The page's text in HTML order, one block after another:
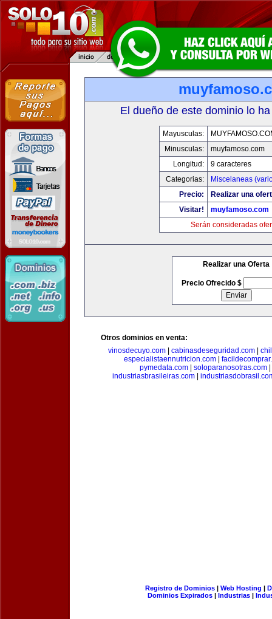
El dueño de este dominio lo
Mayusculas:
Minusculas:
muyfamoso.com
Longitud:
9 caracteres
Categorias:
Miscelaneas
Precio:
Realizar una
Visitar!
muyfamoso.com
Serán consideradas
Realizar una Oferta
Precio Ofrecido $
Otros dominios en venta:
vinosdecuyo.com| cabinasdeseguridad.com|
especialistaennutricion.com|
pymedata.com
soloparanosotras.com
industriasbrasileiras.com|
Registro de Dominios| Web Hosting |
Dominios Expirados | Industrias |